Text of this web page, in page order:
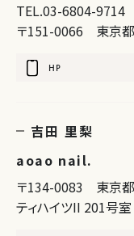
TEL.03-6804-9714
〒151-0066 東京
HP
吉田 里梨
aoao nail.
〒134-0083 東京
ティハイツII 201号室